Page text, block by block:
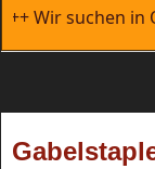
Wir suchen in